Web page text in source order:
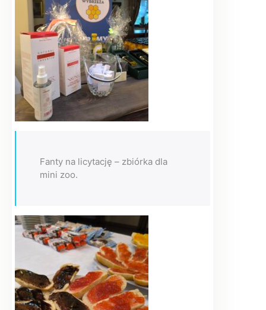
Fanty na licytację – zbiórka dla
mini zoo.